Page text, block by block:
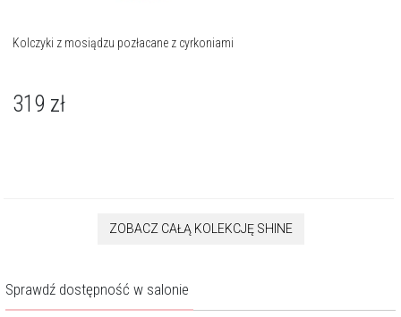
Kolczyki z mosiądzu pozłacane z cyrkoniami
319 zł
ZOBACZ CAŁĄ KOLEKCJĘ SHINE
Sprawdź dostępność w salonie